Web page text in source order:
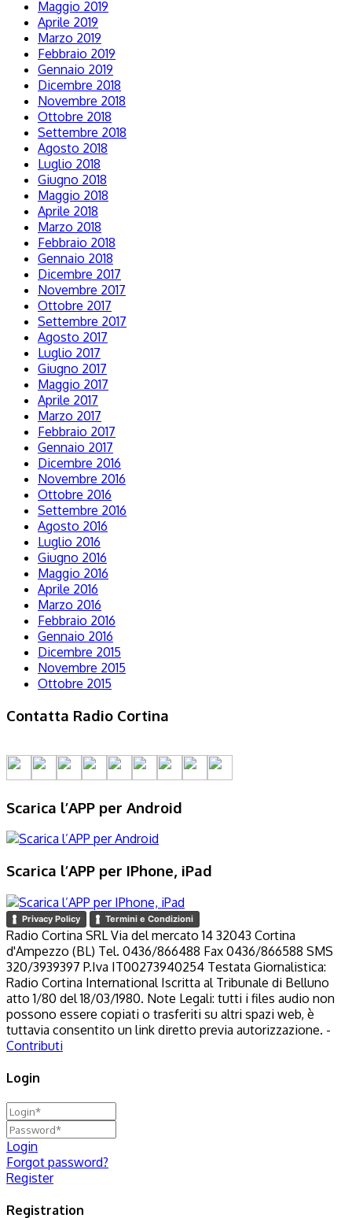
Maggio 2019
Aprile 2019
Marzo 2019
Febbraio 2019
Gennaio 2019
Dicembre 2018
Novembre 2018
Ottobre 2018
Settembre 2018
Agosto 2018
Luglio 2018
Giugno 2018
Maggio 2018
Aprile 2018
Marzo 2018
Febbraio 2018
Gennaio 2018
Dicembre 2017
Novembre 2017
Ottobre 2017
Settembre 2017
Agosto 2017
Luglio 2017
Giugno 2017
Maggio 2017
Aprile 2017
Marzo 2017
Febbraio 2017
Gennaio 2017
Dicembre 2016
Novembre 2016
Ottobre 2016
Settembre 2016
Agosto 2016
Luglio 2016
Giugno 2016
Maggio 2016
Aprile 2016
Marzo 2016
Febbraio 2016
Gennaio 2016
Dicembre 2015
Novembre 2015
Ottobre 2015
Contatta Radio Cortina
Scarica l’APP per Android
Scarica l’APP per IPhone, iPad
Privacy Policy Termini e Condizioni
Radio Cortina SRL Via del mercato 14 32043 Cortina
d'Ampezzo (BL) Tel. 0436/866488 Fax 0436/866588 SMS
320/3939397 P.Iva IT00273940254 Testata Giornalistica:
Radio Cortina International Iscritta al Tribunale di Belluno
atto 1/80 del 18/03/1980. Note Legali: tutti i files audio non
possono essere copiati o trasferiti su altri spazi web, è
tuttavia consentito un link diretto previa autorizzazione. -
Contributi
Login
Login
Forgot password?
Register
Registration